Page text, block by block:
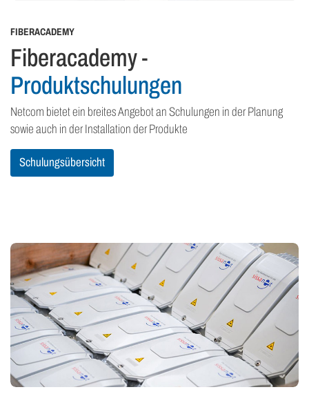
FIBERACADEMY
Fiberacademy -
Produktschulungen
Netcom bietet ein breites Angebot an Schulungen in der Planung
sowie auch in der Installation der Produkte
Schulungsübersicht